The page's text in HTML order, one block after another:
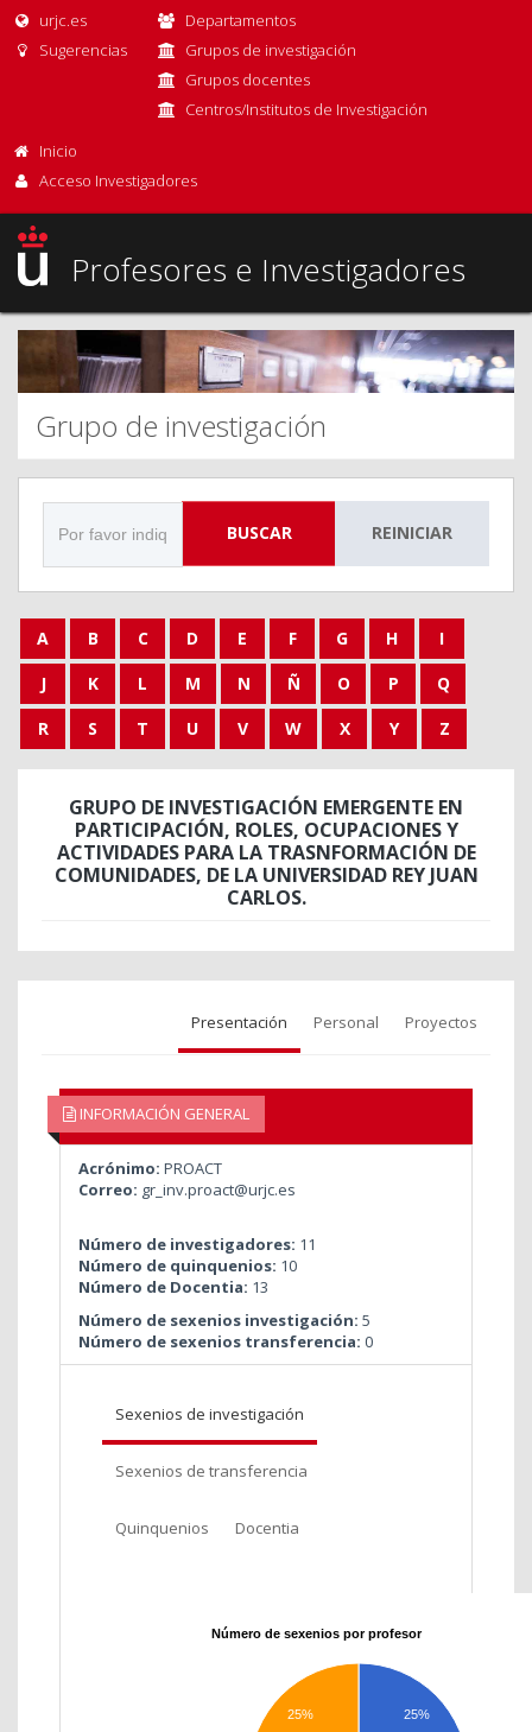
urjc.es
Sugerencias
Departamentos
Grupos de investigación
Grupos docentes
Centros/Institutos de Investigación
Inicio
Acceso Investigadores
Profesores e Investigadores
Grupo de investigación
BUSCAR REINICIAR
A B C D E F G H
I
J
K L M N Ñ O P
Q
R
S T U V W X Y Z
GRUPO DE INVESTIGACIÓN EMERGENTE EN
PARTICIPACIÓN, ROLES, OCUPACIONES Y
ACTIVIDADES PARA LA TRASNFORMACIÓN DE
COMUNIDADES, DE LA UNIVERSIDAD REY JUAN
CARLOS.
Presentación Personal Proyectos
INFORMACIÓN GENERAL
Acrónimo: PROACT
Correo: gr_inv.proact@urjc.es
Número de investigadores: 11
Número de quinquenios: 10
Número de Docentia: 13
Número de sexenios investigación: 5
Número de sexenios transferencia: 0
Sexenios de investigación
Sexenios de transferencia
Quinquenios Docentia
Número de sexenios por profesor
25%
25%